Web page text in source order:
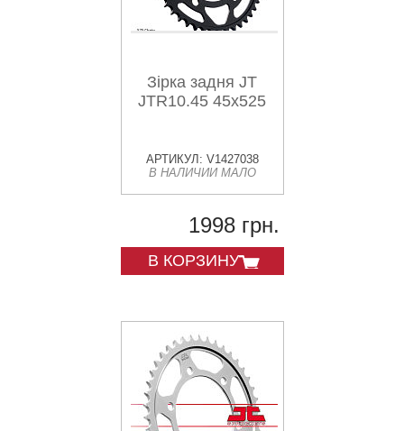
Зірка задня JT
JTR10.45 45x525
АРТИКУЛ: V1427038
В НАЛИЧИИ МАЛО
1998 грн.
В КОРЗИНУ